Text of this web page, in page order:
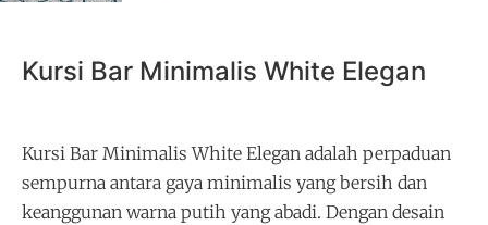
Kursi Bar Minimalis White Elegan
Kursi Bar Minimalis White Elegan adalah perpaduan
sempurna antara gaya minimalis yang bersih dan
keanggunan warna putih yang abadi. Dengan desain